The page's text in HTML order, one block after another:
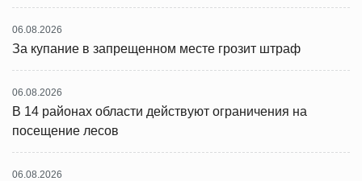
06.08.2026
За купание в запрещенном месте грозит штраф
06.08.2026
В 14 районах области действуют ограничения на
посещение лесов
06.08.2026